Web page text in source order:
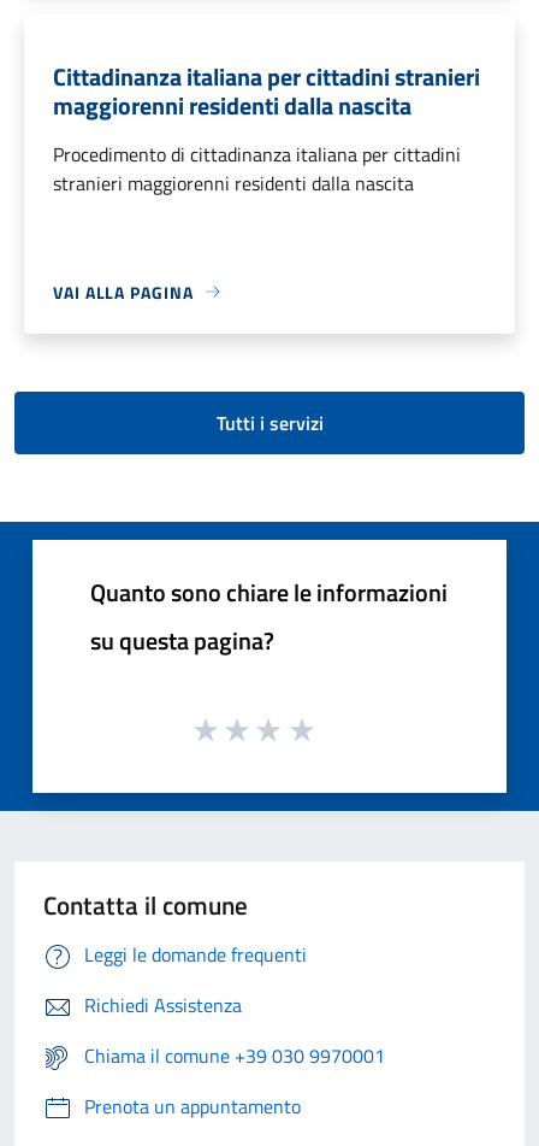
Cittadinanza italiana per cittadini stranieri
maggiorenni residenti dalla nascita
Procedimento di cittadinanza italiana per cittadini
stranieri maggiorenni residenti dalla nascita
VAI ALLA PAGINA
Tutti i servizi
Quanto sono chiare le informazioni
su questa pagina?
Contatta il comune
Leggi le domande frequenti
Richiedi Assistenza
Chiama il comune +39 030 9970001
Prenota un appuntamento